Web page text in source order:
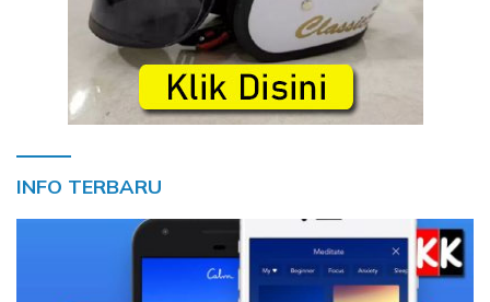
INFO TERBARU